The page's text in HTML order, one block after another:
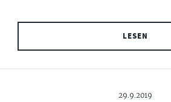
LESEN
29.9.2019